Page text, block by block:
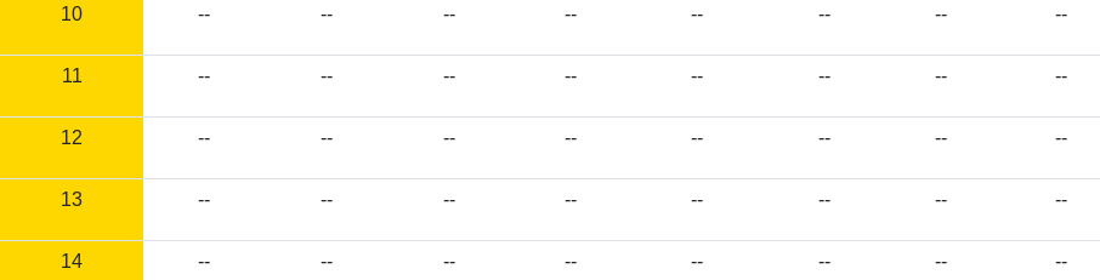
10 -- -- -- -- -- -- -- --
11 -- -- -- -- -- -- -- --
12 -- -- -- -- -- -- -- --
13 -- -- -- -- -- -- -- --
14 -- -- -- -- -- -- -- --